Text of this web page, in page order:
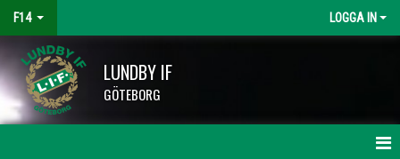
F14 LOGGA IN
LUNDBY IF
GÖTEBORG